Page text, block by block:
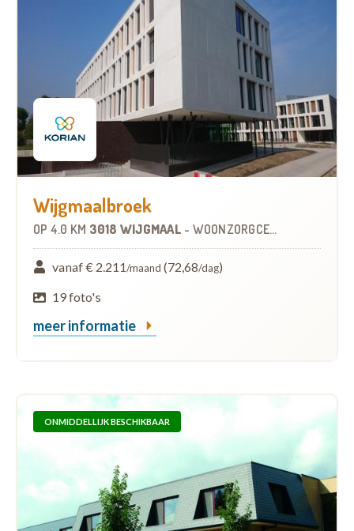
Wijgmaalbroek
OP 4.0 KM 3018 WIJGMAAL - WOONZORGCENTRUM (WZC)
vanaf € 2.211/maand (72,68/dag)
19 foto's
meer informatie
ONMIDDELLIJK BESCHIKBAAR